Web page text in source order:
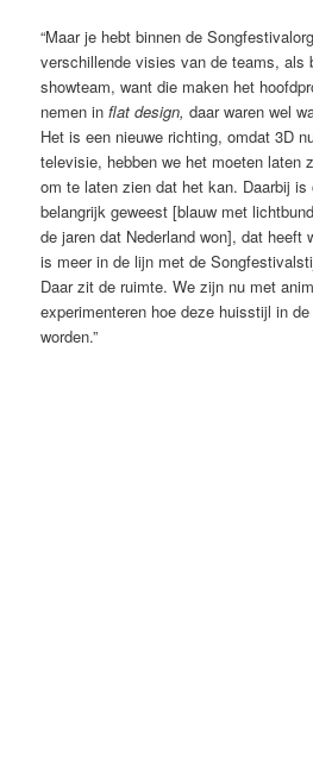
“Maar je hebt binnen de
verschillende visies van de teams, als
showteam, want die maken het
nemen inflat design, daar waren wel
Het is een nieuwe richting, omdat 3D
televisie, hebben we het moeten laten
om te laten zien dat het kan. Daarbij is
belangrijk geweest [blauw met
de jaren dat Nederland won], dat heeft
is meer in de lijn met de
Daar zit de ruimte. We zijn nu met
experimenteren hoe deze huisstijl in
worden.”